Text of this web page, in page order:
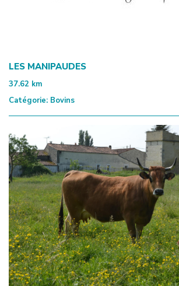
LES MANIPAUDES
37.62 km
Catégorie: Bovins